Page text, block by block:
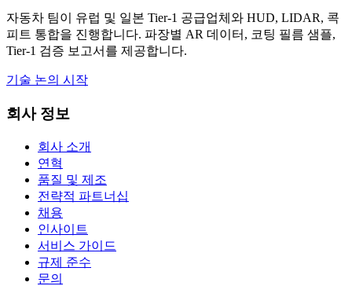
자동차 팀이 유럽 및 일본 Tier-1 공급업체와 HUD, LIDAR, 콕
피트 통합을 진행합니다. 파장별 AR 데이터, 코팅 필름 샘플,
Tier-1 검증 보고서를 제공합니다.
기술 논의 시작
회사 정보
회사 소개
연혁
품질 및 제조
전략적 파트너십
채용
인사이트
서비스 가이드
규제 준수
문의